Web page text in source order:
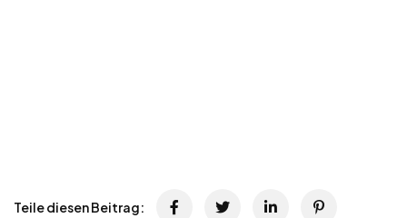
Teile diesen Beitrag: